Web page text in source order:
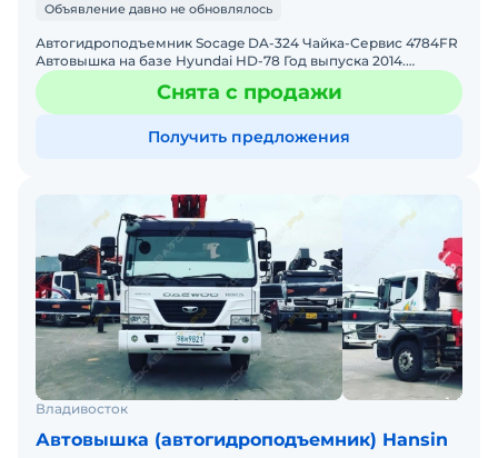
Объявление давно не обновлялось
Автогидроподъемник Socage DA-324 Чайка-Сервис 4784FR
Автовышка на базе Hyundai HD-78 Год выпуска 2014.
Двигатель дизельный, объем 3,9 л., мощность 140 л.с.
Снята с продажи
Получить предложения
Владивосток
Автовышка (автогидроподъемник) Hansin